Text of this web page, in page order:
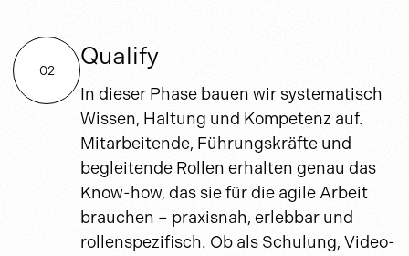
02 Qualify
In dieser Phase bauen wir systematisch
Wissen, Haltung und Kompetenz auf.
Mitarbeitende, Führungskräfte und
begleitende Rollen erhalten genau das
Know-how, das sie für die agile Arbeit
brauchen – praxisnah, erlebbar und
rollenspezifisch. Ob als Schulung, Video-